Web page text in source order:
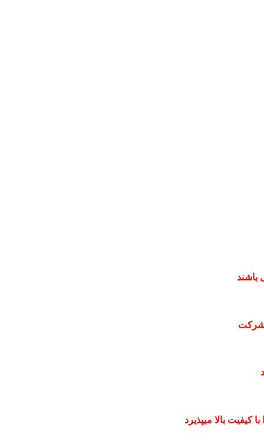
باشند
شرکت
بالا میپذیرد